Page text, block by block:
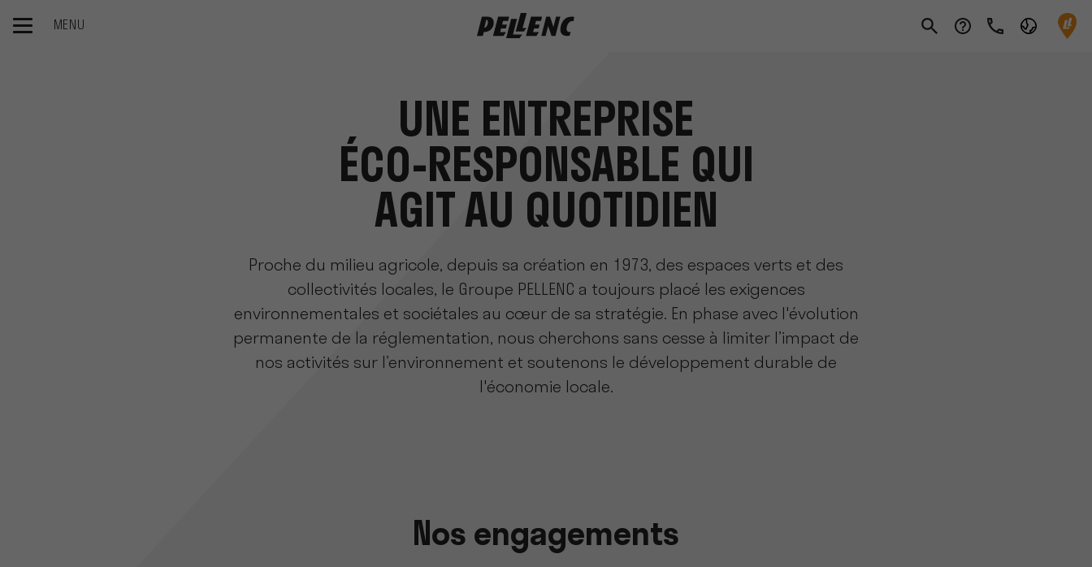
MENU
UNE ENTREPRISE
ÉCO-RESPONSABLE QUI
AGIT AU QUOTIDIEN
Proche du milieu agricole, depuis sa création en 1973, des espaces verts et des
collectivités locales, le Groupe PELLENC a toujours placé les exigences
environnementales et sociétales au cœur de sa stratégie. En phase avec l'évolution
permanente de la réglementation, nous cherchons sans cesse à limiter l’impact de
nos activités sur l’environnement et soutenons le développement durable de
l'économie locale.
Nos engagements